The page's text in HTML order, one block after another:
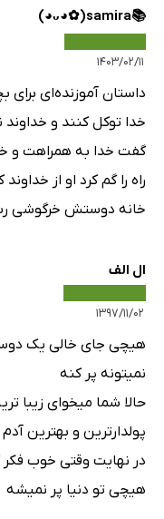
📚samira⁦(⁠◕⁠ᴗ⁠◕⁠✿⁠)⁩⁦
۱۴۰۳/۰۲/۱۱
داستان آموزنده‌ای
خدا توکل کنند و
گفت خدا به همراهت و
راه را گم کرد او از
خانه دوستش خرگوشی
ال الف
۱۳۹۷/۱۱/۰۲
هیچی جای خالی یک
نمیتونه پر کنه
حالا شما میخوای زیبا
پولدار‌ترین و بهترین
در نهایت وقتی خوب
هیچی تو دنیا پر نمیشه